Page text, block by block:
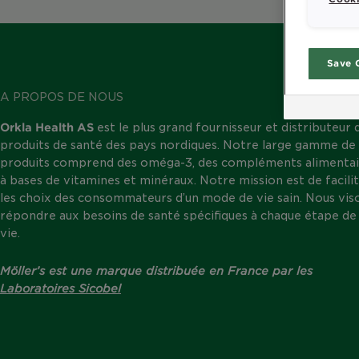
A PROPOS DE NOUS
Orkla Health AS est le plus grand fournisseur et distributeur
produits de santé des pays nordiques. Notre large gamme de
produits comprend des oméga-3, des compléments
à bases de vitamines et minéraux. Notre mission est de
les choix des consommateurs d’un mode de vie sain. Nous
répondre aux besoins de santé spécifiques à chaque étape de
vie.
Möller’s est une marque distribuée en France par les
Laboratoires Sicobel
Save